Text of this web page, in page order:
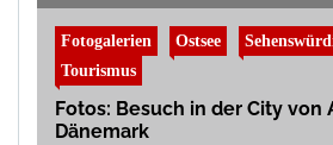
Fotogalerien Ostsee
Tourismus
Fotos: Besuch in der City von
Dänemark